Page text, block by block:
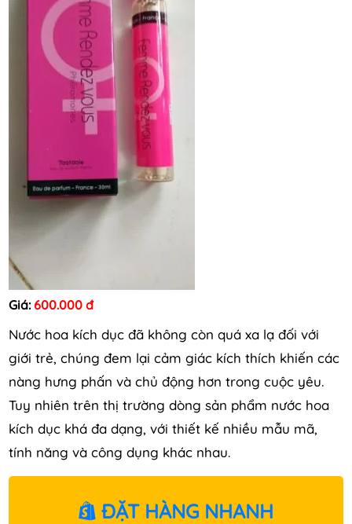
Giá: 600.000 đ
Nước hoa kích dục đã không còn quá xa lạ đối với
giới trẻ, chúng đem lại cảm giác kích thích khiến các
nàng hưng phấn và chủ động hơn trong cuộc yêu.
Tuy nhiên trên thị trường dòng sản phẩm nước hoa
kích dục khá đa dạng, với thiết kế nhiều mẫu mã,
tính năng và công dụng khác nhau.
ĐẶT HÀNG NHANH